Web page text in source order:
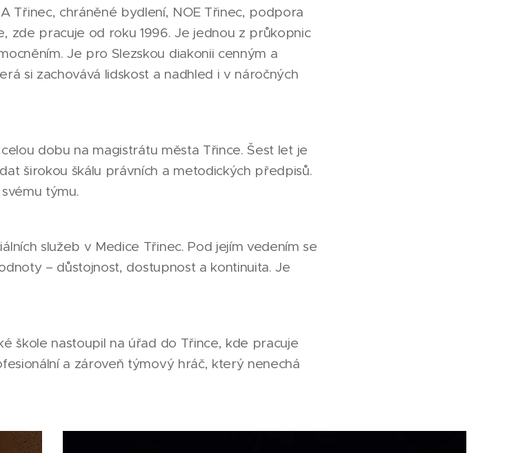
Třinec, chráněné bydlení, NOE Třinec, podpora
zde pracuje od roku 1996. Je jednou z průkopnic
Je pro Slezskou diakonii cenným a
si zachovává lidskost a nadhled i v náročných
dobu na magistrátu města Třince. Šest let je
širokou škálu právních a metodických předpisů.
týmu.
služeb v Medice Třinec. Pod jejím vedením se
– důstojnost, dostupnost a kontinuita. Je
škole nastoupil na úřad do Třince, kde pracuje
a zároveň týmový hráč, který nenechá